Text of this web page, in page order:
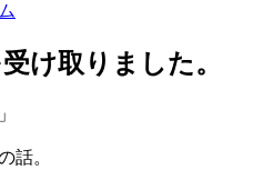
け取りました。
話。